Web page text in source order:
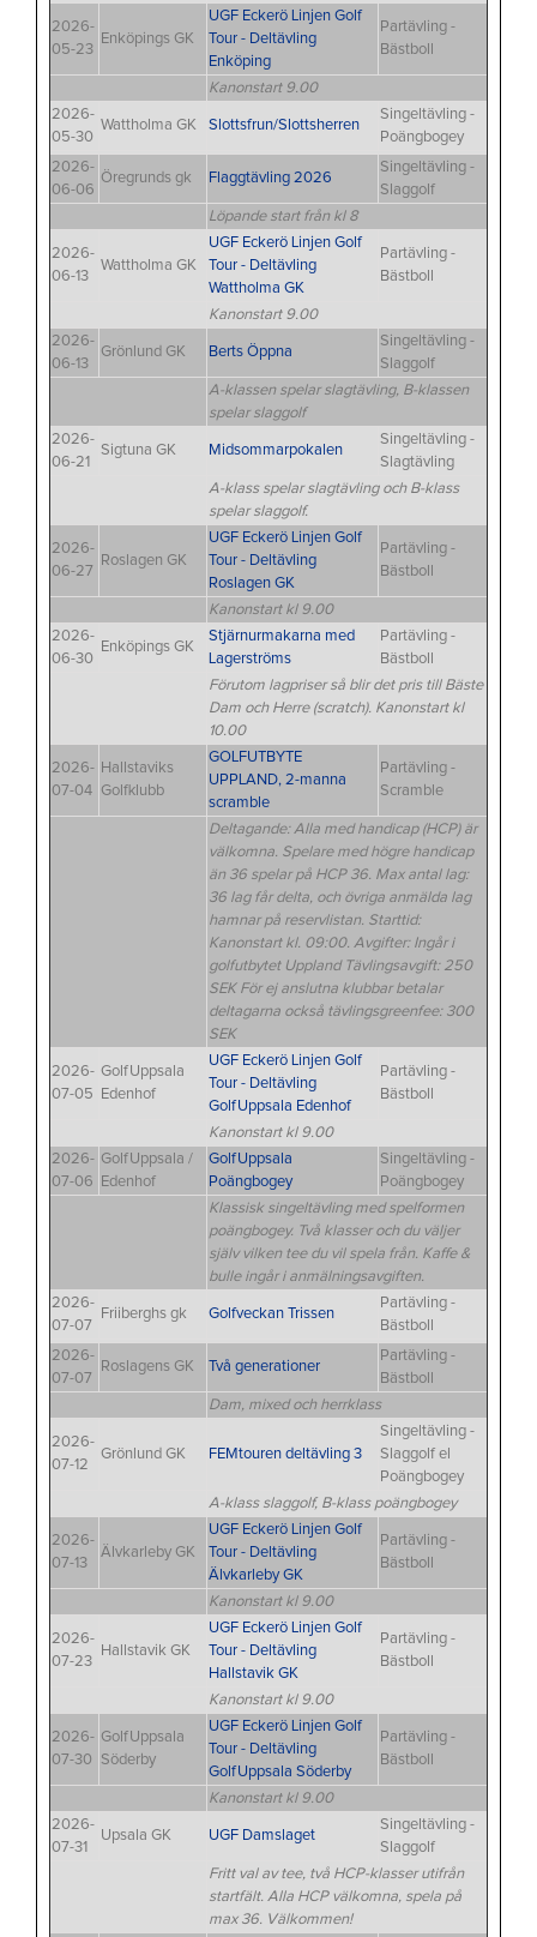
2026-
05-23
Enköpings GK
UGF Eckerö Linjen Golf
Tour - Deltävling
Enköping
Partävling -
Bästboll
Kanonstart 9.00
2026-
05-30
Wattholma GK Slottsfrun/Slottsherren
Singeltävling -
Poängbogey
2026-
06-06
Öregrunds gk Flaggtävling 2026
Singeltävling -
Slaggolf
Löpande start från kl 8
2026-
06-13
Wattholma GK
UGF Eckerö Linjen Golf
Tour - Deltävling
Wattholma GK
Partävling -
Bästboll
Kanonstart 9.00
2026-
06-13
Grönlund GK Berts Öppna
Singeltävling -
Slaggolf
A-klassen spelar slagtävling, B-klassen
spelar slaggolf
2026-
06-21
Sigtuna GK Midsommarpokalen
Singeltävling -
Slagtävling
A-klass spelar slagtävling och B-klass
spelar slaggolf.
2026-
06-27
Roslagen GK
UGF Eckerö Linjen Golf
Tour - Deltävling
Roslagen GK
Partävling -
Bästboll
Kanonstart kl 9.00
2026-
06-30
Enköpings GK
Stjärnurmakarna med
Lagerströms
Partävling -
Bästboll
Förutom lagpriser så blir det pris till Bäste
Dam och Herre (scratch). Kanonstart kl
10.00
2026-
07-04
Hallstaviks
Golfklubb
GOLFUTBYTE
UPPLAND, 2-manna
scramble
Partävling -
Scramble
Deltagande: Alla med handicap (HCP) är
välkomna. Spelare med högre handicap
än 36 spelar på HCP 36. Max antal lag:
36 lag får delta, och övriga anmälda lag
hamnar på reservlistan. Starttid:
Kanonstart kl. 09:00. Avgifter: Ingår i
golfutbytet Uppland Tävlingsavgift: 250
SEK För ej anslutna klubbar betalar
deltagarna också tävlingsgreenfee: 300
SEK
2026-
07-05
GolfUppsala
Edenhof
UGF Eckerö Linjen Golf
Tour - Deltävling
GolfUppsala Edenhof
Partävling -
Bästboll
Kanonstart kl 9.00
2026-
07-06
GolfUppsala /
Edenhof
GolfUppsala
Poängbogey
Singeltävling -
Poängbogey
Klassisk singeltävling med spelformen
poängbogey. Två klasser och du väljer
själv vilken tee du vil spela från. Kaffe &
bulle ingår i anmälningsavgiften.
2026-
07-07
Friiberghs gk Golfveckan Trissen
Partävling -
Bästboll
2026-
07-07
Roslagens GK Två generationer
Partävling -
Bästboll
Dam, mixed och herrklass
2026-
07-12
Grönlund GK FEMtouren deltävling 3
Singeltävling -
Slaggolf el
Poängbogey
A-klass slaggolf, B-klass poängbogey
2026-
07-13
Älvkarleby GK
UGF Eckerö Linjen Golf
Tour - Deltävling
Älvkarleby GK
Partävling -
Bästboll
Kanonstart kl 9.00
2026-
07-23
Hallstavik GK
UGF Eckerö Linjen Golf
Tour - Deltävling
Hallstavik GK
Partävling -
Bästboll
Kanonstart kl 9.00
2026-
07-30
GolfUppsala
Söderby
UGF Eckerö Linjen Golf
Tour - Deltävling
GolfUppsala Söderby
Partävling -
Bästboll
Kanonstart kl 9.00
2026-
07-31
Upsala GK UGF Damslaget
Singeltävling -
Slaggolf
Fritt val av tee, två HCP-klasser utifrån
startfält. Alla HCP välkomna, spela på
max 36. Välkommen!